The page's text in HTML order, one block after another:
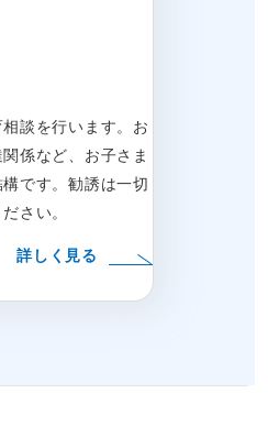
談を行います。お
係など、お子さま
です。勧誘は一切
さい。
詳しく見る